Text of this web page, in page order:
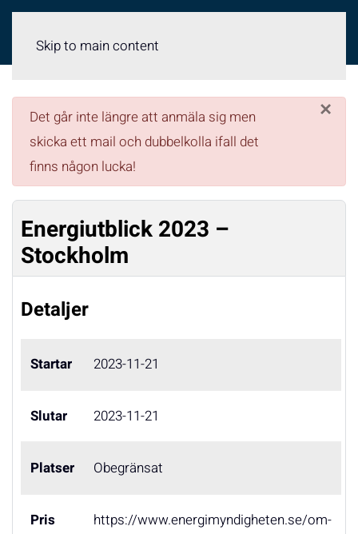
Skip to main content
×
danger
Det går inte längre att anmäla sig men
skicka ett mail och dubbelkolla ifall det
finns någon lucka!
Energiutblick 2023 –
Stockholm
Detaljer
Startar 2023-11-21
Slutar 2023-11-21
Platser Obegränsat
Pris
https://www.energimyndigheten.se/om-